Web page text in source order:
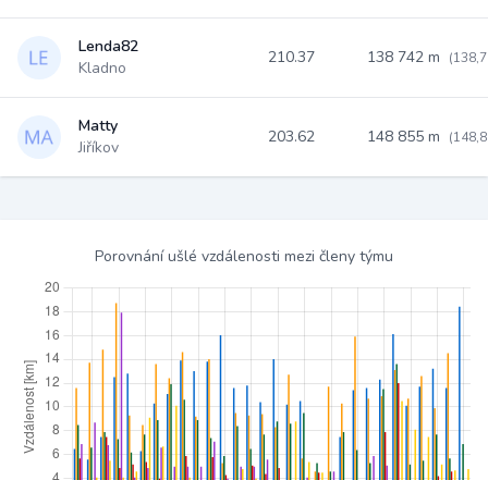
Lenda82
Kladno
210.37 138 742 m
Matty
Jiříkov
203.62 148 855 m
Porovnání ušlé vzdálenosti mezi členy týmu